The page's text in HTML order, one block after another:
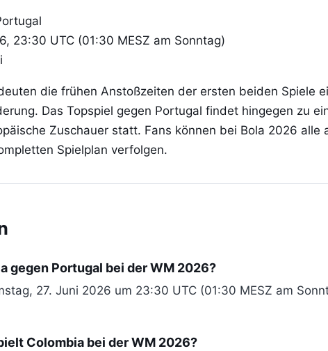
23:30 UTC (01:30 MESZ am Sonntag)
die frühen Anstoßzeiten der ersten beiden Spiele
Das Topspiel gegen Portugal findet hingegen zu
Zuschauer statt. Fans können bei Bola 2026 alle
Spielplan verfolgen.
gegen Portugal bei der WM 2026?
27. Juni 2026 um 23:30 UTC (01:30 MESZ am
Colombia bei der WM 2026?